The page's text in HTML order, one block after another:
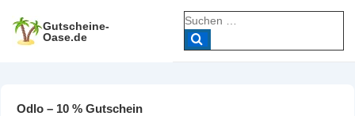
Zum
Inhalt
Gutscheine-
Oase.de
Suche
nach:
Odlo – 10 % Gutschein